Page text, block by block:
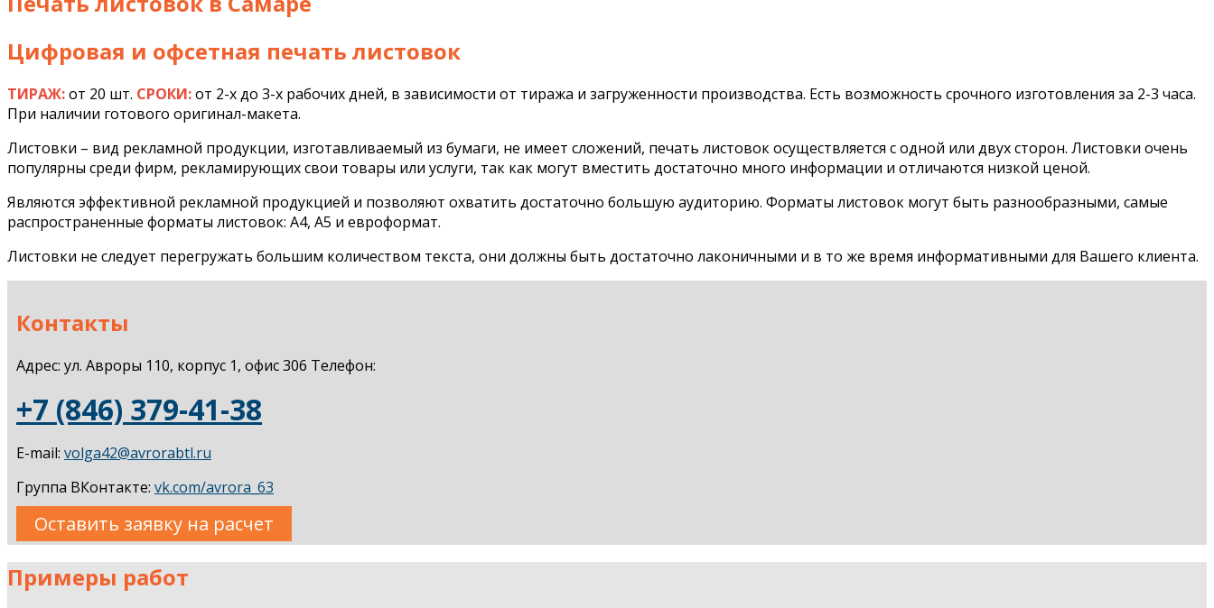
Цифровая и офсетная печать листовок
ТИРАЖ:от 20 шт. СРОКИ:от 2-х до 3-х рабочих дней, в зависимости от тиража и загруженности производства. Есть возможность срочного изготовления за 2-3 часа.
При наличии готового оригинал-макета.
Листовки – вид рекламной продукции, изготавливаемый из бумаги, не имеет сложений, печать листовок осуществляется с одной или двух сторон. Листовки очень
популярны среди фирм, рекламирующих свои товары или услуги, так как могут вместить достаточно много информации и отличаются низкой ценой.
Являются эффективной рекламной продукцией и позволяют охватить достаточно большую аудиторию. Форматы листовок могут быть разнообразными, самые
распространенные форматы листовок: А4, А5 и евроформат.
Листовки не следует перегружать большим количеством текста, они должны быть достаточно лаконичными и в то же время информативными для Вашего клиента.
Контакты
Адрес: ул. Авроры 110, корпус 1, офис 306 Телефон:
+7 (846) 379-41-38
E-mail: volga42@avrorabtl.ru
Группа ВКонтакте: vk.com/avrora_63
Оставить заявку на расчет
Примеры работ